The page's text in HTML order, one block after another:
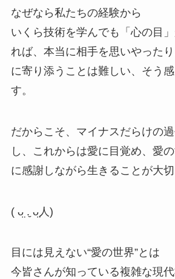
なぜなら私たちの経験から
いくら技術を学んでも「心の目
れば、本当に相手を思いやった
に寄り添うことは難しい、そう
す。
だからこそ、マイナスだらけの
し、これからは愛に目覚め、愛
に感謝しながら生きることが大切
( ᴗ̤ .̮ ᴗ̤人 )
目には見えない“愛の世界”とは
今皆さんが知っている複雑な現